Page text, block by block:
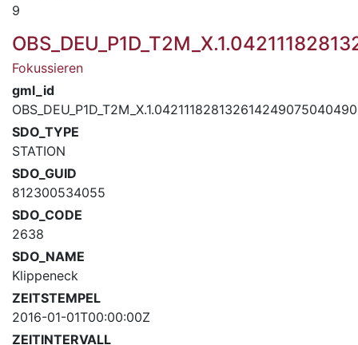
9
Fokussieren
gml_id
SDO_TYPE
STATION
SDO_GUID
812300534055
SDO_CODE
2638
SDO_NAME
Klippeneck
ZEITSTEMPEL
2016-01-01T00:00:00Z
ZEITINTERVALL